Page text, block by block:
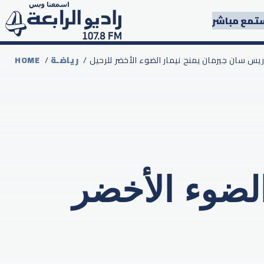
مباشر
HOME /رياضـة سان جيرمان يمنح نيمار الضوء الأخضر للرحيل
الأخضر